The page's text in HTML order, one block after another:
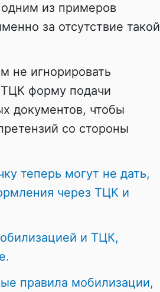
из примеров
за отсутствие такой
не игнорировать
ТЦК форму подачи
документов, чтобы
со стороны
теперь могут не дать,
через ТЦК и
и ТЦК,
правила мобилизации,